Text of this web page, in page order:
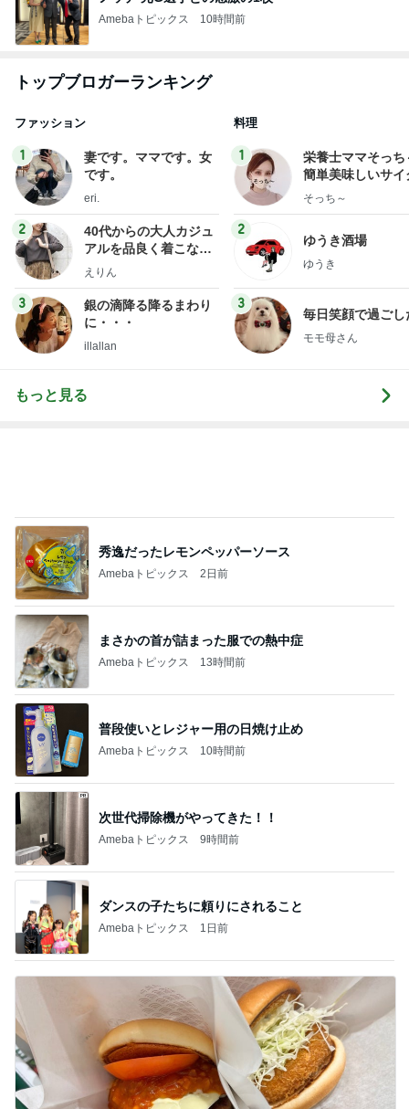
Amebaトピックス 10時間前
トップブロガーランキング
ファッション
1
妻です。ママです。女
です。
eri.
2
40代からの大人カジュ
アルを品良く着こなす
ファッションブログ
えりん
3
銀の滴降る降るまわり
に・・・
illallan
料理
1
栄養士ママそっち
簡単美味しいサイ
献立
そっち～
2
ゆうき酒場
ゆうき
3
毎日笑顔で過ごし
モモ母さん
もっと見る
秀逸だったレモンペッパーソース
Amebaトピックス 2日前
まさかの首が詰まった服での熱中症
Amebaトピックス 13時間前
普段使いとレジャー用の日焼け止め
Amebaトピックス 10時間前
次世代掃除機がやってきた！！
Amebaトピックス 9時間前
ダンスの子たちに頼りにされること
Amebaトピックス 1日前